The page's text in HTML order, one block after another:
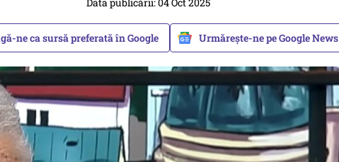
ne ca sursă preferată în Google Urmărește-ne pe Google News